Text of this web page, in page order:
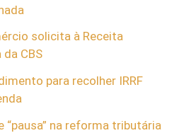
solicita à Receita
CBS
para recolher IRRF
“pausa” na reforma tributária